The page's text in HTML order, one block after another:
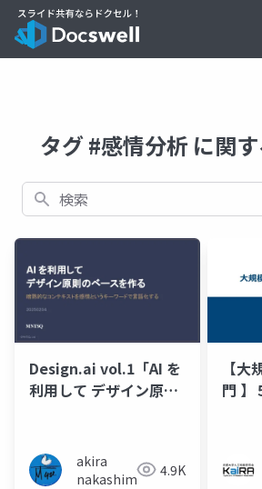
タグ #感情分析 に関
検索
Design.ai vol.1「AI を
利用して デザイン原則
akira
nakashima
4.9K
【
門 】